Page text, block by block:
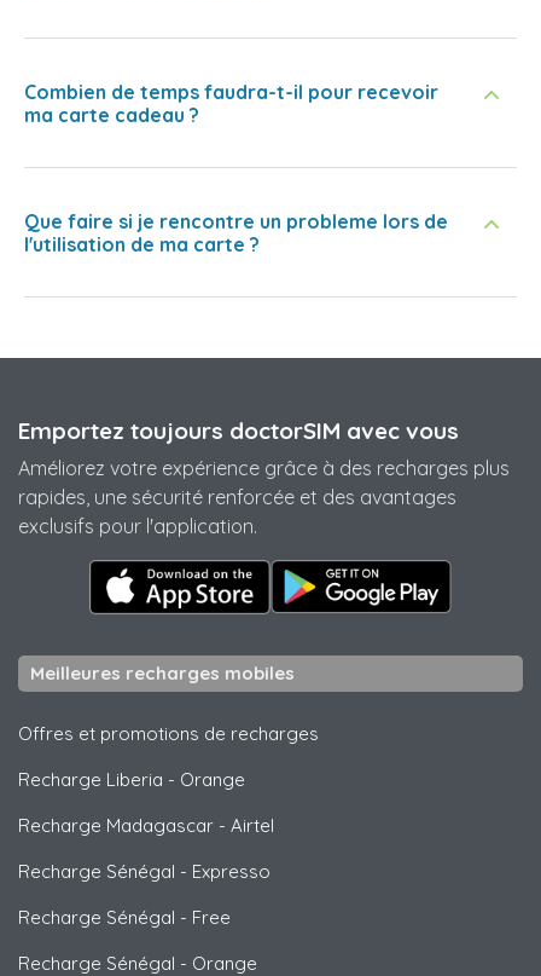
Combien de temps faudra-t-il pour recevoir
ma carte cadeau ?
Que faire si je rencontre un probleme lors de
l'utilisation de ma carte ?
Emportez toujours doctorSIM avec vous
Améliorez votre expérience grâce à des recharges plus
rapides, une sécurité renforcée et des avantages
exclusifs pour l'application.
Meilleures recharges mobiles
Offres et promotions de recharges
Recharge Liberia - Orange
Recharge Madagascar - Airtel
Recharge Sénégal - Expresso
Recharge Sénégal - Free
Recharge Sénégal - Orange